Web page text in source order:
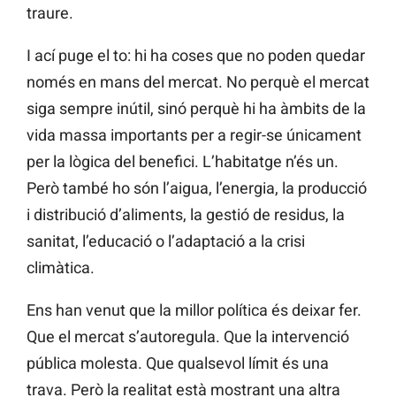
traure.
I ací puge el to: hi ha coses que no poden quedar
només en mans del mercat. No perquè el mercat
siga sempre inútil, sinó perquè hi ha àmbits de la
vida massa importants per a regir-se únicament
per la lògica del benefici. L’habitatge n’és un.
Però també ho són l’aigua, l’energia, la producció
i distribució d’aliments, la gestió de residus, la
sanitat, l’educació o l’adaptació a la crisi
climàtica.
Ens han venut que la millor política és deixar fer.
Que el mercat s’autoregula. Que la intervenció
pública molesta. Que qualsevol límit és una
trava. Però la realitat està mostrant una altra